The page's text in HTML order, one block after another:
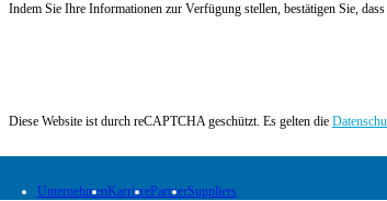
Indem Sie Ihre Informationen zur Verfügung stellen, bestätigen Sie,
Diese Website ist durch reCAPTCHA geschützt. Es gelten die
UnternehmenKarrierePartnerSuppliers